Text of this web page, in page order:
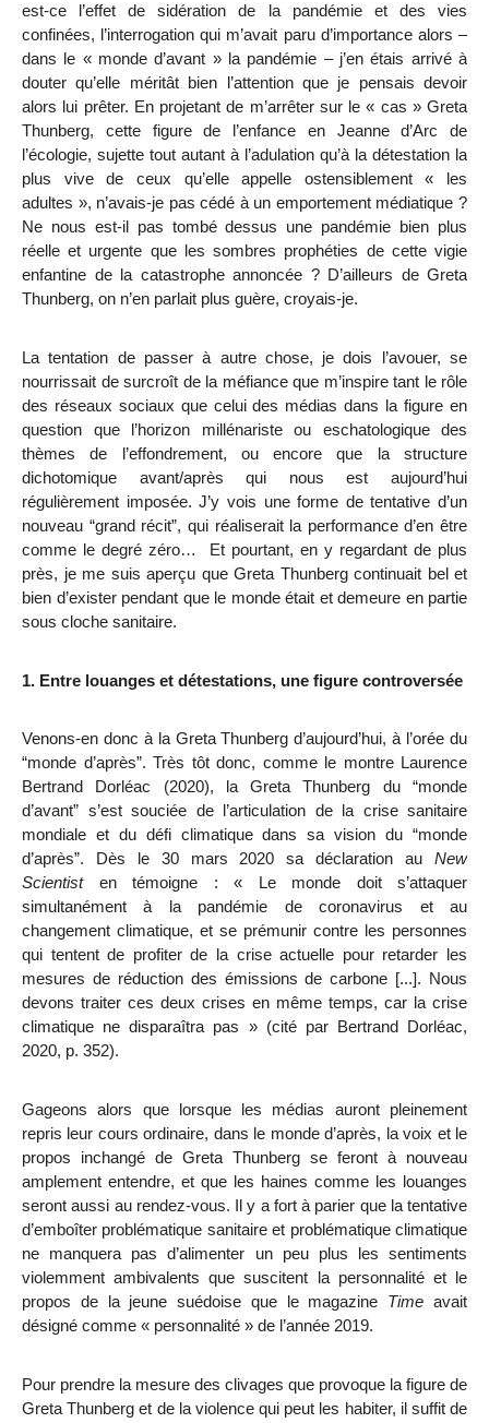
est-ce l’effet de sidération de la pandémie et des vies
confinées, l’interrogation qui m’avait paru d’importance alors –
dans le « monde d’avant » la pandémie – j’en étais arrivé à
douter qu’elle méritât bien l’attention que je pensais devoir
alors lui prêter. En projetant de m’arrêter sur le « cas » Greta
Thunberg, cette figure de l’enfance en Jeanne d’Arc de
l’écologie, sujette tout autant à l’adulation qu’à la détestation la
plus vive de ceux qu’elle appelle ostensiblement « les
adultes », n’avais-je pas cédé à un emportement médiatique ?
Ne nous est-il pas tombé dessus une pandémie bien plus
réelle et urgente que les sombres prophéties de cette vigie
enfantine de la catastrophe annoncée ? D’ailleurs de Greta
Thunberg, on n’en parlait plus guère, croyais-je.
La tentation de passer à autre chose, je dois l’avouer, se
nourrissait de surcroît de la méfiance que m’inspire tant le rôle
des réseaux sociaux que celui des médias dans la figure en
question que l’horizon millénariste ou eschatologique des
thèmes de l’effondrement, ou encore que la structure
dichotomique avant/après qui nous est aujourd’hui
régulièrement imposée. J’y vois une forme de tentative d’un
nouveau “grand récit”, qui réaliserait la performance d’en être
comme le degré zéro… Et pourtant, en y regardant de plus
près, je me suis aperçu que Greta Thunberg continuait bel et
bien d’exister pendant que le monde était et demeure en partie
sous cloche sanitaire.
1. Entre louanges et détestations, une figure controversée
Venons-en donc à la Greta Thunberg d’aujourd’hui, à l’orée du
“monde d’après”. Très tôt donc, comme le montre Laurence
Bertrand Dorléac (2020), la Greta Thunberg du “monde
d’avant” s’est souciée de l’articulation de la crise sanitaire
mondiale et du défi climatique dans sa vision du “monde
d’après”. Dès le 30 mars 2020 sa déclaration au New
Scientisten témoigne : « Le monde doit s’attaquer
simultanément à la pandémie de coronavirus et au
changement climatique, et se prémunir contre les personnes
qui tentent de profiter de la crise actuelle pour retarder les
mesures de réduction des émissions de carbone [...]. Nous
devons traiter ces deux crises en même temps, car la crise
climatique ne disparaîtra pas » (cité par Bertrand Dorléac,
2020, p. 352).
Gageons alors que lorsque les médias auront pleinement
repris leur cours ordinaire, dans le monde d’après, la voix et le
propos inchangé de Greta Thunberg se feront à nouveau
amplement entendre, et que les haines comme les louanges
seront aussi au rendez-vous. Il y a fort à parier que la tentative
d’emboîter problématique sanitaire et problématique climatique
ne manquera pas d’alimenter un peu plus les sentiments
violemment ambivalents que suscitent la personnalité et le
propos de la jeune suédoise que le magazine Time avait
désigné comme « personnalité » de l’année 2019.
Pour prendre la mesure des clivages que provoque la figure de
Greta Thunberg et de la violence qui peut les habiter, il suffit de